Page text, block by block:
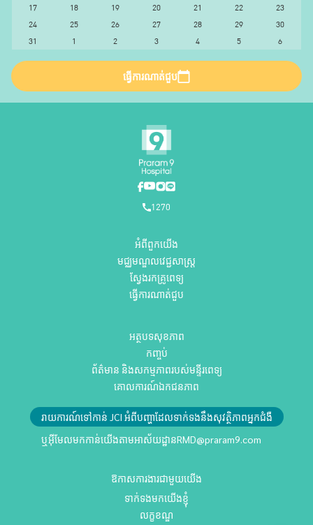
17
18 19 20 21 22
23
24
25 26 27 28 29
30
31
1 2 3 4 5 6
ធ្វើការណាត់ជួប
1270
អំពីពួកយើង
មជ្ឈមណ្ឌលវេជ្ជសាស្ត្រ
ស្វែងរកគ្រូពេទ្យ
ធ្វើការណាត់ជួប
អត្ថបទសុខភាព
កញ្ចប់
ព័ត៌មាន និងសកម្មភាពរបស់មន្ទីរពេទ្យ
គោលការណ៍ឯកជនភាព
រាយការណ៍ទៅកាន់ JCI អំពីបញ្ហាដែលទាក់ទងនឹងសុវត្ថិភាពអ្នកជំងឺ
ឬអ៊ីមែលមកកាន់យើងតាមអាស័យដ្ឋានRMD@praram9.com
ឱកាសការងារជាមួយយើង
ទាក់ទងមកយើងខ្ញុំ
លក្ខខណ្ឌ